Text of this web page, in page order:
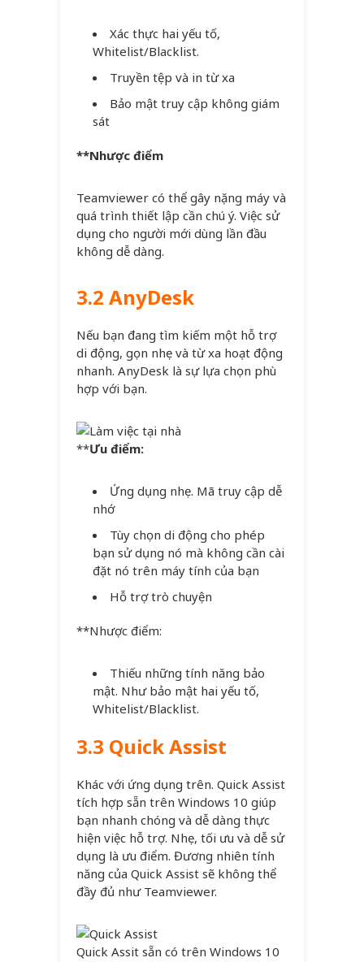
Xác thực hai yếu tố,
Whitelist/Blacklist.
Truyền tệp và in từ xa
Bảo mật truy cập không giám
sát
**Nhược điểm
Teamviewer có thể gây nặng máy và
quá trình thiết lập cần chú ý. Việc sử
dụng cho người mới dùng lần đầu
không dễ dàng.
3.2 AnyDesk
Nếu bạn đang tìm kiếm một hỗ trợ
di động, gọn nhẹ và từ xa hoạt động
nhanh. AnyDesk là sự lựa chọn phù
hợp với bạn.
**Ưu điểm:
Ứng dụng nhẹ. Mã truy cập dễ
nhớ
Tùy chọn di động cho phép
bạn sử dụng nó mà không cần cài
đặt nó trên máy tính của bạn
Hỗ trợ trò chuyện
**Nhược điểm:
Thiếu những tính năng bảo
mật. Như bảo mật hai yếu tố,
Whitelist/Blacklist.
3.3 Quick Assist
Khác với ứng dụng trên. Quick Assist
tích hợp sẵn trên Windows 10 giúp
bạn nhanh chóng và dễ dàng thực
hiện việc hỗ trợ. Nhẹ, tối ưu và dễ sử
dụng là ưu điểm. Đương nhiên tính
năng của Quick Assist sẽ không thể
đầy đủ như Teamviewer.
Quick Assit sẵn có trên Windows 10